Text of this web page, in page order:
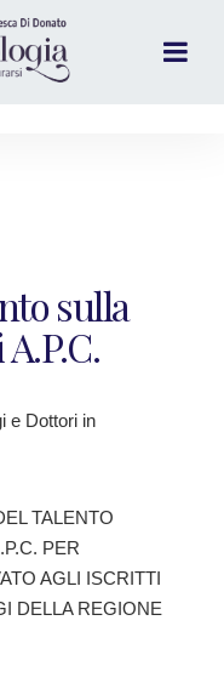
sulla
e Dottori in
TALENTO
PER
AGLI ISCRITTI
DELLA REGIONE